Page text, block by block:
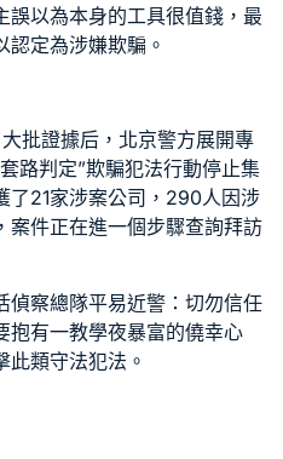
誤以為本身的工具很值錢，最
認定為涉嫌欺騙。
批證據后，北京警方展開專
路判定”欺騙犯法行動停止集
了21家涉案公司，290人因涉
案件正在進一個步驟查詢拜訪
偵察總隊平易近警：切勿信任
抱有一教學夜暴富的僥幸心
此類守法犯法。